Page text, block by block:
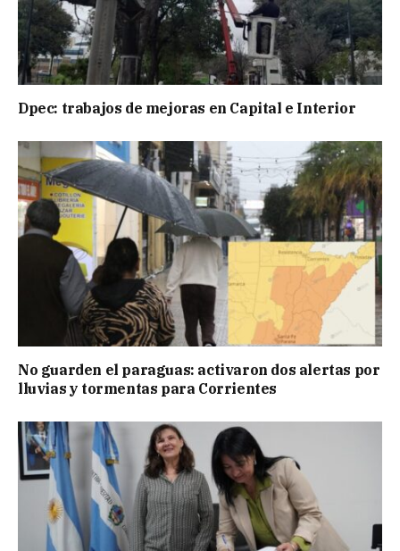
Dpec: trabajos de mejoras en Capital e Interior
No guarden el paraguas: activaron dos alertas por
lluvias y tormentas para Corrientes